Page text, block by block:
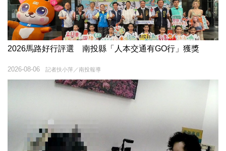
2026馬路好行評選 南投縣「人本交通有GO行」獲獎
記者扶小萍／南投報導
2026-08-06